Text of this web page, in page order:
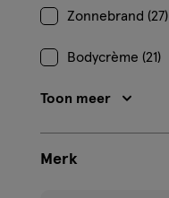
Zonnebrand (27)
Bodycrème (21)
Toon meer
Merk